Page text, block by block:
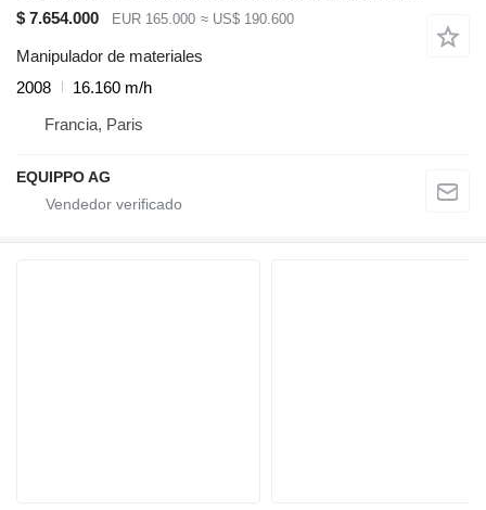
$ 7.654.000
EUR 165.000 ≈ US$ 190.600
Manipulador de materiales
2008
16.160 m/h
Francia, Paris
EQUIPPO AG